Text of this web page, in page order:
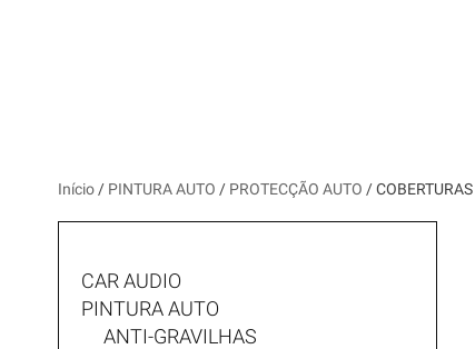
Início / PINTURA AUTO / PROTECÇÃO AUTO /
CAR AUDIO
PINTURA AUTO
ANTI-GRAVILHAS